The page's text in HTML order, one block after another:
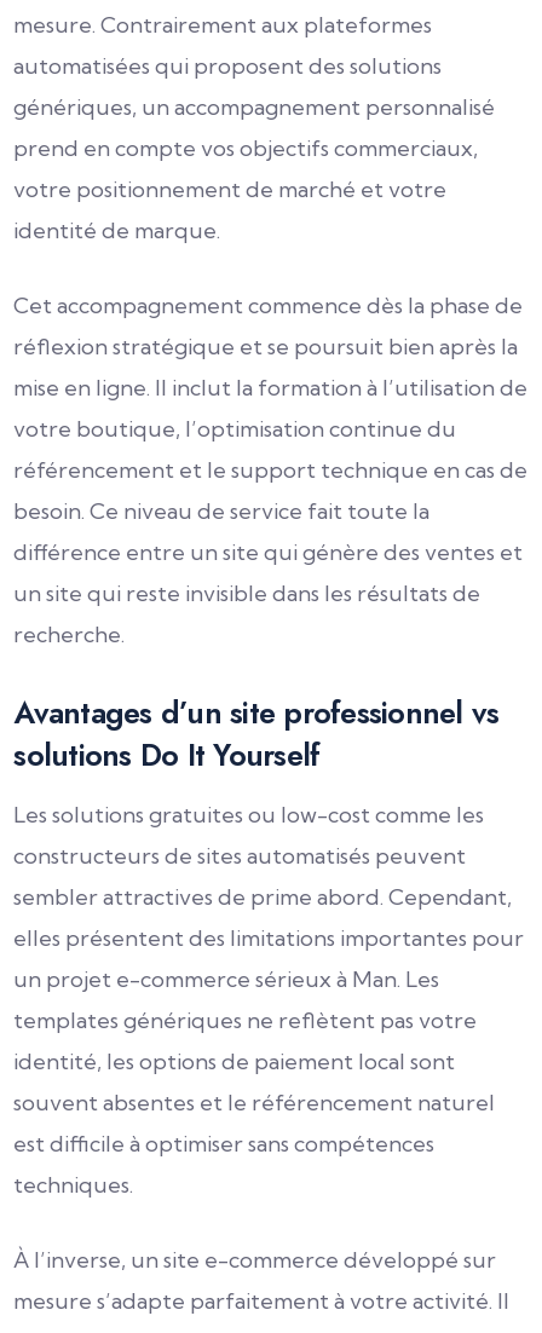
mesure. Contrairement aux plateformes
automatisées qui proposent des solutions
génériques, un accompagnement personnalisé
prend en compte vos objectifs commerciaux,
votre positionnement de marché et votre
identité de marque.
Cet accompagnement commence dès la phase de
réflexion stratégique et se poursuit bien après la
mise en ligne. Il inclut la formation à l’utilisation de
votre boutique, l’optimisation continue du
référencement et le support technique en cas de
besoin. Ce niveau de service fait toute la
différence entre un site qui génère des ventes et
un site qui reste invisible dans les résultats de
recherche.
Avantages d’un site professionnel vs
solutions Do It Yourself
Les solutions gratuites ou low-cost comme les
constructeurs de sites automatisés peuvent
sembler attractives de prime abord. Cependant,
elles présentent des limitations importantes pour
un projet e-commerce sérieux à Man. Les
templates génériques ne reflètent pas votre
identité, les options de paiement local sont
souvent absentes et le référencement naturel
est difficile à optimiser sans compétences
techniques.
À l’inverse, un site e-commerce développé sur
mesure s’adapte parfaitement à votre activité. Il